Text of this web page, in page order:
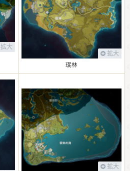
拡大
拡大
珉林
拡大